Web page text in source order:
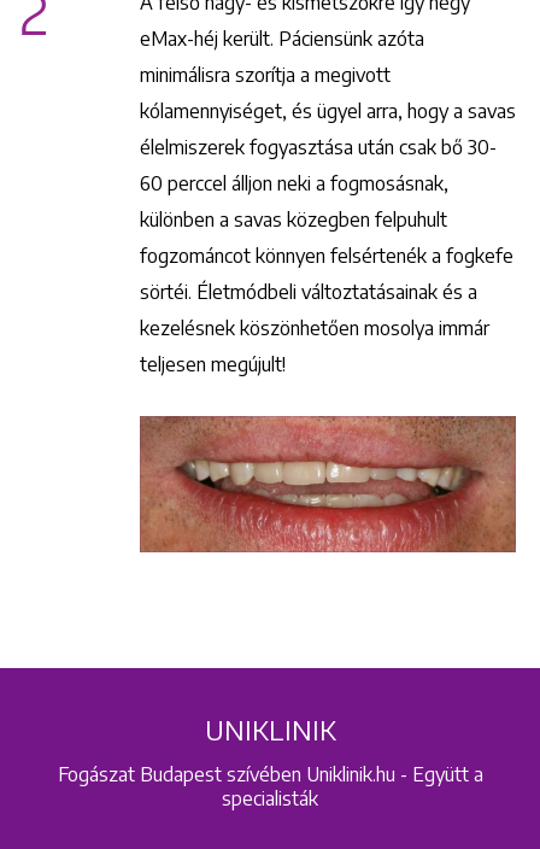
+36 1 222 7250
+36 1 222 9150
1148 Budapest, Örs vezér tere 2.
Keresés
eMax-héj került. Páciensünk azóta
minimálisra szorítja a megivott
kólamennyiséget, és ügyel arra, hogy a savas
élelmiszerek fogyasztása után csak bő 30-
60 perccel álljon neki a fogmosásnak,
különben a savas közegben felpuhult
fogzománcot könnyen felsértenék a fogkefe
sörtéi. Életmódbeli változtatásainak és a
kezelésnek köszönhetően mosolya immár
teljesen megújult!
UNIKLINIK
Fogászat Budapest szívében Uniklinik.hu - Együtt a
specialisták